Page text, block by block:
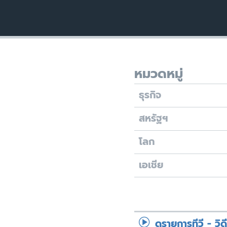
หมวดหมู่
ธุรกิจ
สหรัฐฯ
โลก
เอเชีย
ดูรายการทีวี - วิ